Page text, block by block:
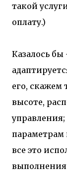
такой
оплату.)
Казалось бы
его, скажем
высоте,
параметрам
все это
выполнения